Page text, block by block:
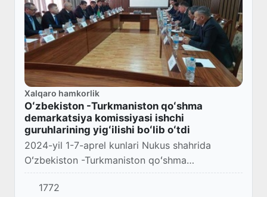
Xalqaro hamkorlik
Oʻzbekiston -Turkmaniston qoʻshma
demarkatsiya komissiyasi ishchi
guruhlarining yigʻilishi boʻlib oʻtdi
2024-yil 1-7-aprel kunlari Nukus shahrida
Oʻzbekiston -Turkmaniston qoʻshma
demarkatsiya komissiyasi ishchi guruhlarining
navbatdagi yigʻilishi boʻlib oʻtdi.
1772